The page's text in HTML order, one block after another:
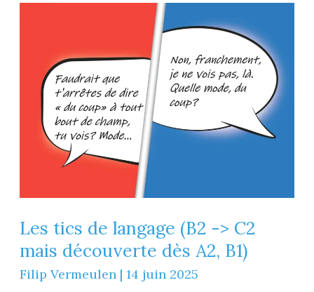
Les tics de langage (B2 -> C2
mais découverte dès A2, B1)
Filip Vermeulen | 14 juin 2025